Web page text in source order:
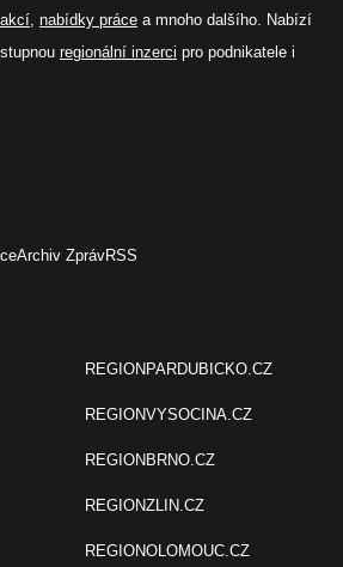
nabídky práce a mnoho dalšího. Nabízí
regionální inzerci pro podnikatele i
Archiv ZprávRSS
REGIONPARDUBICKO.CZ
REGIONVYSOCINA.CZ
REGIONBRNO.CZ
REGIONZLIN.CZ
REGIONOLOMOUC.CZ